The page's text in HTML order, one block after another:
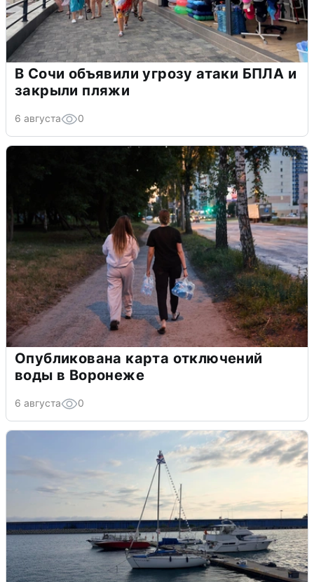
В Сочи объявили угрозу атаки БПЛА и
закрыли пляжи
6 августа 0
Опубликована карта отключений
воды в Воронеже
6 августа 0